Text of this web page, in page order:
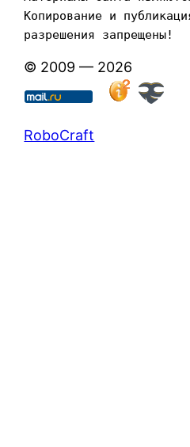
Копирование и
разрешения запрещены!
© 2009 — 2026
RoboCraft